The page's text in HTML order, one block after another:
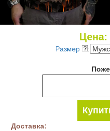
Цена:
Размер :
Доставка: